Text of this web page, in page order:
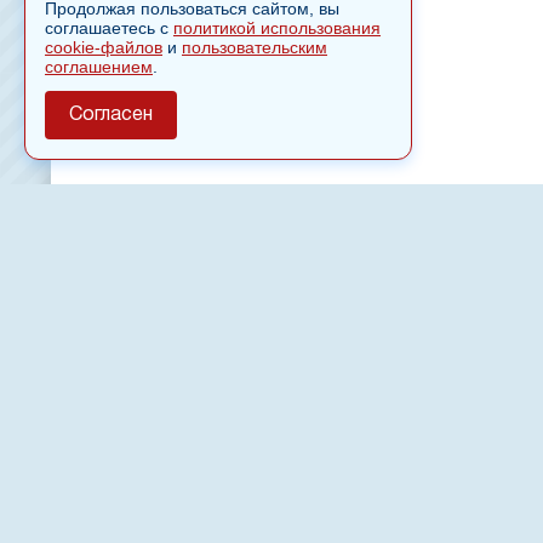
Продолжая пользоваться сайтом, вы
соглашаетесь с политикой использования
cookie-файлов и пользовательским
соглашением
Согласен